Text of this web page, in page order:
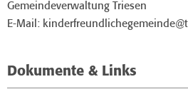
Gemeindeverwaltung Triesen
E-Mail:
Dokumente & Links